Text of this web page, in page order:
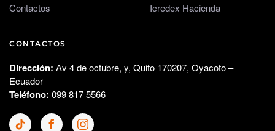
Contactos
Icredex Hacienda
CONTACTOS
Dirección: Av 4 de octubre, y, Quito 170207, Oyacoto –
Ecuador
Teléfono: 099 817 5566